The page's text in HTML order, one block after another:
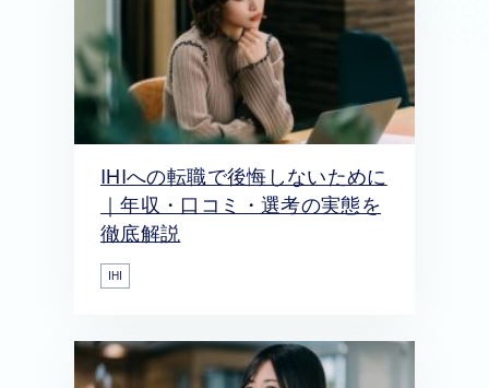
IHIへの転職で後悔しないために
｜年収・口コミ・選考の実態を
徹底解説
IHI